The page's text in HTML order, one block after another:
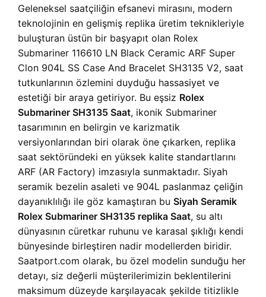
Geleneksel saatçiliğin efsanevi mirasını, modern
teknolojinin en gelişmiş replika üretim teknikleriyle
buluşturan üstün bir başyapıt olan Rolex
Submariner 116610 LN Black Ceramic ARF Super
Clon 904L SS Case And Bracelet SH3135 V2, saat
tutkunlarının özlemini duyduğu hassasiyet ve
estetiği bir araya getiriyor. Bu eşsiz Rolex
Submariner SH3135 Saat, ikonik Submariner
tasarımının en belirgin ve karizmatik
versiyonlarından biri olarak öne çıkarken, replika
saat sektöründeki en yüksek kalite standartlarını
ARF (AR Factory) imzasıyla sunmaktadır. Siyah
seramik bezelin asaleti ve 904L paslanmaz çeliğin
dayanıklılığı ile göz kamaştıran bu Siyah Seramik
Rolex Submariner SH3135 replika Saat, su altı
dünyasının cüretkar ruhunu ve karasal şıklığı kendi
bünyesinde birleştiren nadir modellerden biridir.
Saatport.com olarak, bu özel modelin sunduğu her
detayı, siz değerli müşterilerimizin beklentilerini
maksimum düzeyde karşılayacak şekilde titizlikle